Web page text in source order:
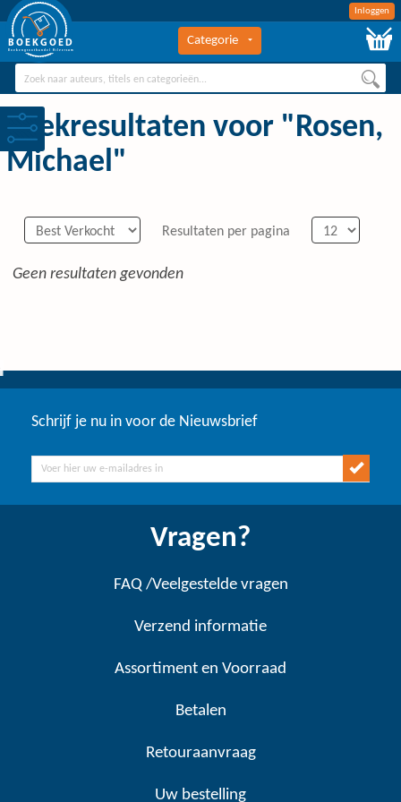
Inloggen
BOEKGOED
Boekengroothandel Hilversum
Categorie
Zoekresultaten voor "Rosen,
Michael"
Resultaten per pagina
Geen resultaten gevonden
Schrijf je nu in voor de Nieuwsbrief
Vragen?
FAQ /Veelgestelde vragen
Verzend informatie
Assortiment en Voorraad
Betalen
Retouraanvraag
Uw bestelling